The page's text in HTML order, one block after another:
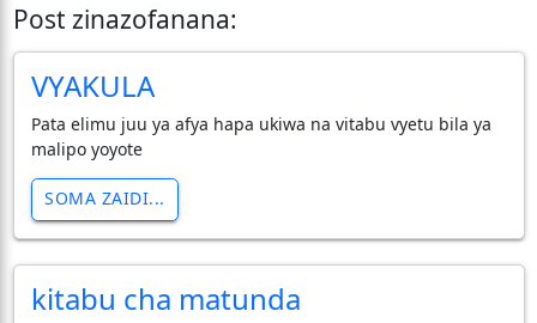
Post zinazofanana:
VYAKULA
Pata elimu juu ya afya hapa ukiwa na vitabu vyetu bila ya
malipo yoyote
SOMA ZAIDI...
kitabu cha matunda